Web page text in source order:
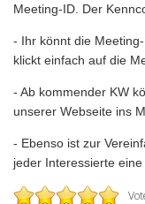
Meeting-ID. Der
- Ihr könnt die
klickt einfach auf die
- Ab kommender KW
unserer Webseite ins
- Ebenso ist zur
jeder Interessierte